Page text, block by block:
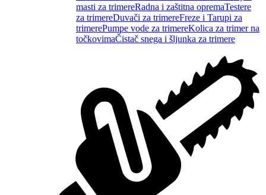
masti za trimereRadna i zaštitna opremaTestere
za trimereDuvači za trimereFreze i Tarupi za
trimerePumpe vode za trimereKolica za trimer na
točkovimaČistač snega i šljunka za trimere